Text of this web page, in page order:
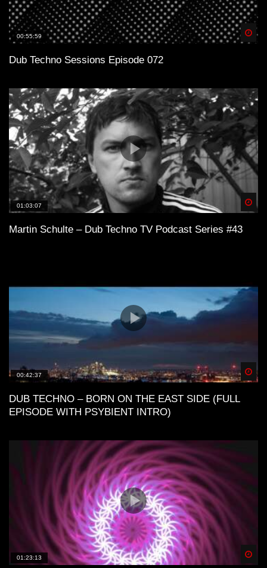
00:55:59
Dub Techno Sessions Episode 072
01:03:07
Martin Schulte – Dub Techno TV Podcast Series #43
00:42:37
DUB TECHNO – BORN ON THE EAST SIDE (FULL
EPISODE WITH PSYBIENT INTRO)
01:23:13